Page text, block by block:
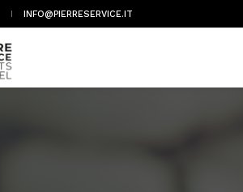
INFO@PIERRESERVICE.IT